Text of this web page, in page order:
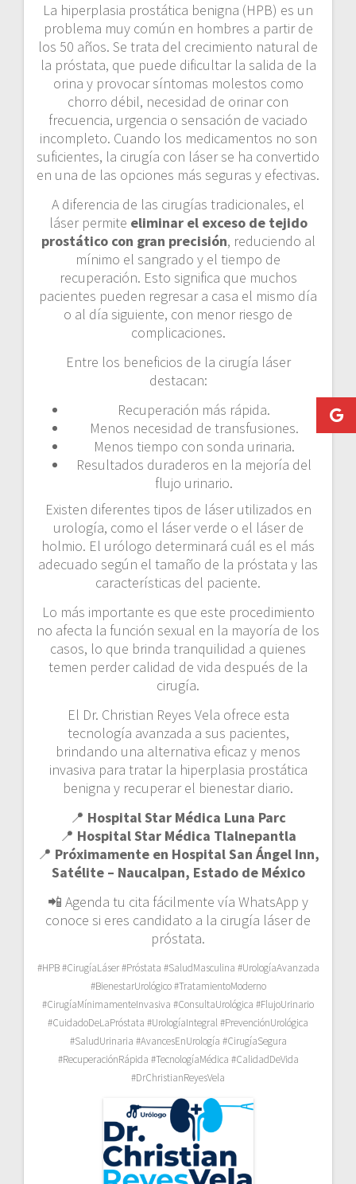
La hiperplasia prostática benigna (HPB) es un
problema muy común en hombres a partir de
los 50 años. Se trata del crecimiento natural de
la próstata, que puede dificultar la salida de la
orina y provocar síntomas molestos como
chorro débil, necesidad de orinar con
frecuencia, urgencia o sensación de vaciado
incompleto. Cuando los medicamentos no son
suficientes, la cirugía con láser se ha convertido
en una de las opciones más seguras y efectivas.
A diferencia de las cirugías tradicionales, el
láser permite eliminar el exceso de tejido
prostático con gran precisión, reduciendo al
mínimo el sangrado y el tiempo de
recuperación. Esto significa que muchos
pacientes pueden regresar a casa el mismo día
o al día siguiente, con menor riesgo de
complicaciones.
Entre los beneficios de la cirugía láser
destacan:
Recuperación más rápida.
Menos necesidad de transfusiones.
Menos tiempo con sonda urinaria.
Resultados duraderos en la mejoría del
flujo urinario.
Existen diferentes tipos de láser utilizados en
urología, como el láser verde o el láser de
holmio. El urólogo determinará cuál es el más
adecuado según el tamaño de la próstata y las
características del paciente.
Lo más importante es que este procedimiento
no afecta la función sexual en la mayoría de los
casos, lo que brinda tranquilidad a quienes
temen perder calidad de vida después de la
cirugía.
El Dr. Christian Reyes Vela ofrece esta
tecnología avanzada a sus pacientes,
brindando una alternativa eficaz y menos
invasiva para tratar la hiperplasia prostática
benigna y recuperar el bienestar diario.
📍 Hospital Star Médica Luna Parc
📍 Hospital Star Médica Tlalnepantla
📍 Próximamente en Hospital San Ángel Inn,
Satélite – Naucalpan, Estado de México
📲 Agenda tu cita fácilmente vía WhatsApp y
conoce si eres candidato a la cirugía láser de
próstata.
#HPB #CirugíaLáser #Próstata #SaludMasculina #UrologíaAvanzada
#BienestarUrológico #TratamientoModerno
#CirugíaMínimamenteInvasiva #ConsultaUrológica #FlujoUrinario
#CuidadoDeLaPróstata #UrologíaIntegral #PrevenciónUrológica
#SaludUrinaria #AvancesEnUrología #CirugíaSegura
#RecuperaciónRápida #TecnologíaMédica #CalidadDeVida
#DrChristianReyesVela